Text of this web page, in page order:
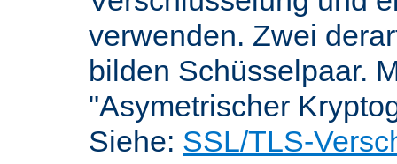
verwenden. Zwei
bilden Schüsselpaar.
"Asymetrischer
Siehe: SSL/TLS-